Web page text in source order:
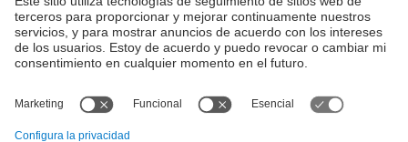
Formulario de contacto
© UPC Escuela Superior de Ingenierías Industrial,